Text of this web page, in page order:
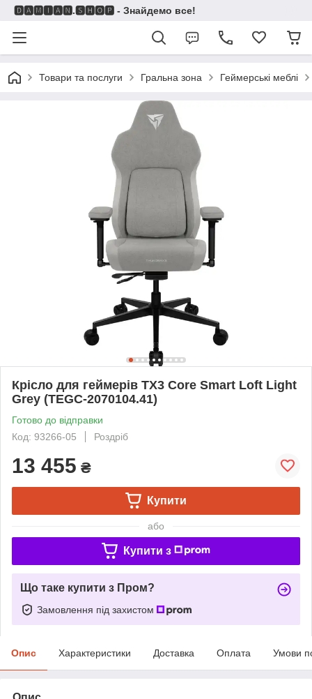
🅳🅰🅼🅸🅰🅽.🆂🅷🅾🅿 - Знайдемо все!
Товари та послуги Гральна зона Геймерські меблі
Крісло для геймерів TX3 Core Smart Loft Light
Grey (TEGC-2070104.41)
Готово до відправки
Код: 93266-05
Роздріб
13 455 ₴
Купити
або
Купити з
Що таке купити з Пром?
Замовлення під захистом
Опис Характеристики Доставка Оплата Умови